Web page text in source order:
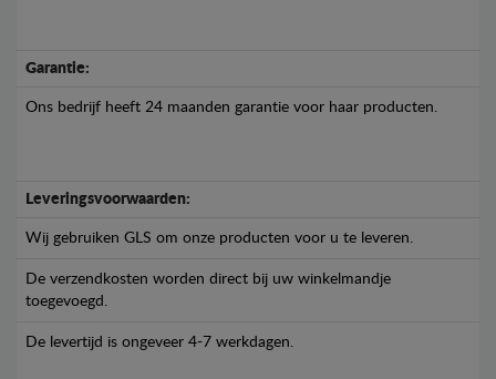
Garantie:
Ons bedrijf heeft 24 maanden garantie voor haar producten.
Leveringsvoorwaarden:
Wij gebruiken GLS om onze producten voor u te leveren.
De verzendkosten worden direct bij uw winkelmandje
toegevoegd.
De levertijd is ongeveer 4-7 werkdagen.